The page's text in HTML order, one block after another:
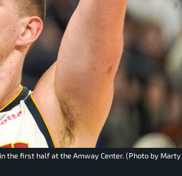
the first half at the Amway Center. (Photo by Marty